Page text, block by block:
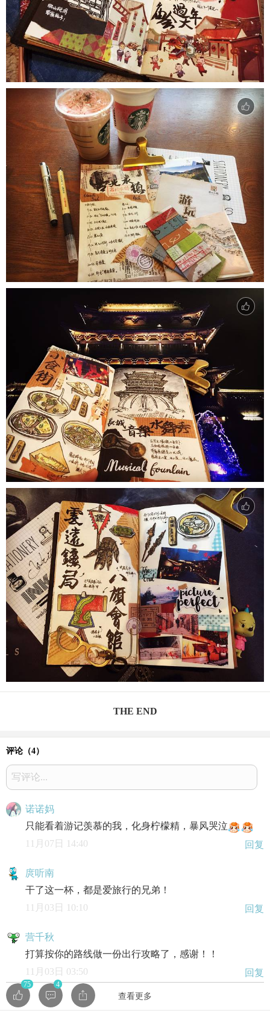
THE END
评论（4）
写评论...
诺诺妈
只能看着游记羡慕的我，化身柠檬精，暴风哭泣
回复
11月07日 14:40
庹听南
干了这一杯，都是爱旅行的兄弟！
回复
11月03日 10:10
营千秋
打算按你的路线做一份出行攻略了，感谢！！
回复
11月03日 03:50
查看更多
75 4